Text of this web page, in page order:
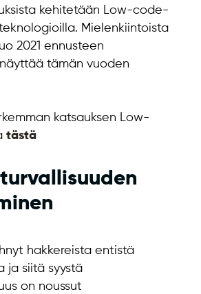
kehitetään Low-code-
Mielenkiintoista
2021 ennusteen
tämän vuoden
katsauksen Low-
tästä
hakkereista entistä
ja siitä syystä
on noussut